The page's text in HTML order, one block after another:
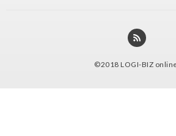
©2018 LOGI-BIZ